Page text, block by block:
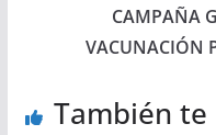
CAMPAÑA
VACUNACIÓN
También